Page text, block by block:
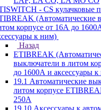
- CS кулачковые
(Автоматические
корпусе от 16А до
к ним)
Назад
ETIBREAK
выключатели в литом
до 1600А и аксессуары
19.1 Автоматические
литом корпусе
250A
19.10 Аксессуары к